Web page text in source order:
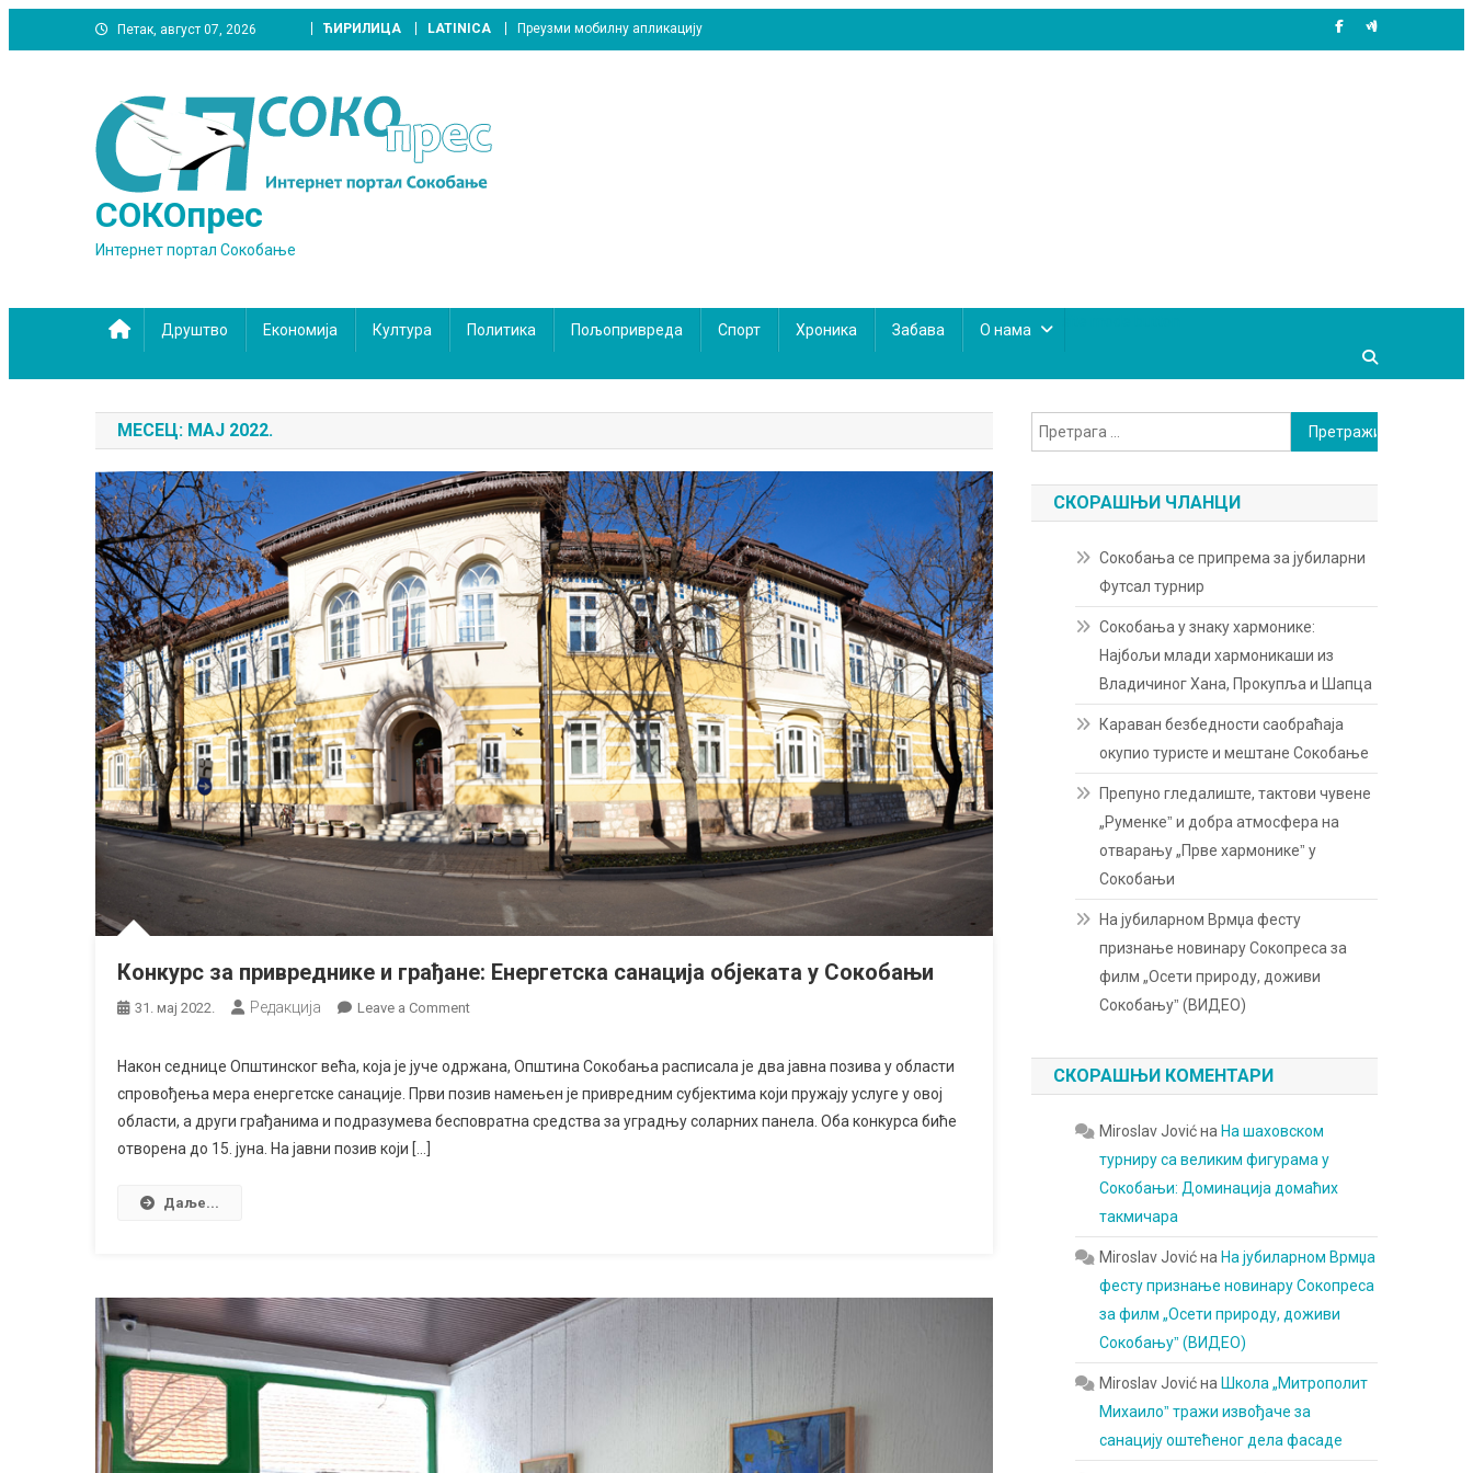
to
Петак, август 07, 2026 ЋИРИЛИЦА LATINICA Преузми мобилну апликацију
СОКОпрес
Интернет портал Сокобање
Друштво Економија Култура Политика Пољопривреда Спорт Хроника Забава О нама
МЕСЕЦ: МАЈ 2022.
Конкурс за привреднике и грађане: Енергетска санација објеката у Сокобањи
31. мај 2022. Редакција Leave a Commenton
грађане:
Након седнице Општинског већа, која је јуче одржана, Општина Сокобања расписала је два јавна позива у области
спровођења мера енергетске санације. Први позив намењен је привредним субјектима који пружају услуге у овој
области, а други грађанима и подразумева бесповратна средства за уградњу соларних панела. Оба конкурса биће
отворена до 15. јуна. На јавни позив који […]
Даље...
Претрага
за:
СКОРАШЊИ ЧЛАНЦИ
Сокобања се припрема за јубиларни
Футсал турнир
Сокобања у знаку хармонике:
Најбољи млади хармоникаши из
Владичиног Хана, Прокупља и Шапца
Караван безбедности саобраћаја
окупио туристе и мештане Сокобање
Препуно гледалиште, тактови чувене
„Руменкеˮ и добра атмосфера на
отварању „Прве хармоникеˮ у
Сокобањи
На јубиларном Врмџа фесту
признање новинару Сокопреса за
филм „Осети природу, доживи
Сокобањуˮ (ВИДЕО)
СКОРАШЊИ КОМЕНТАРИ
Miroslav Jovićна На шаховском
турниру са великим фигурама у
Сокобањи: Доминација домаћих
такмичара
Miroslav Jovićна На јубиларном Врмџа
фесту признање новинару Сокопреса
за филм „Осети природу, доживи
Сокобањуˮ (ВИДЕО)
Miroslav Jovićна Школа „Митрополит
Михаилоˮ тражи извођаче за
санацију оштећеног дела фасаде